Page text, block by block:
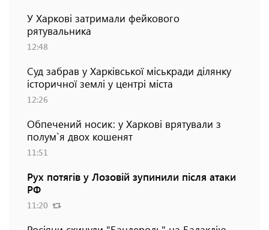
У Харкові затримали фейкового
рятувальника
12:48
Суд забрав у Харківської міськради ділянку
історичної землі у центрі міста
12:26
Обпечений носик: у Харкові врятували з
полум`я двох кошенят
11:51
Рух потягів у Лозовій зупинили після атаки
РФ
11:20